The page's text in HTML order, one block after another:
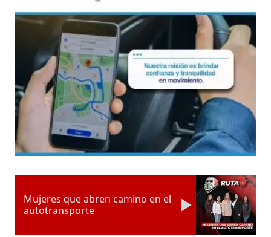
Mujeres que abren camino en el
autotransporte